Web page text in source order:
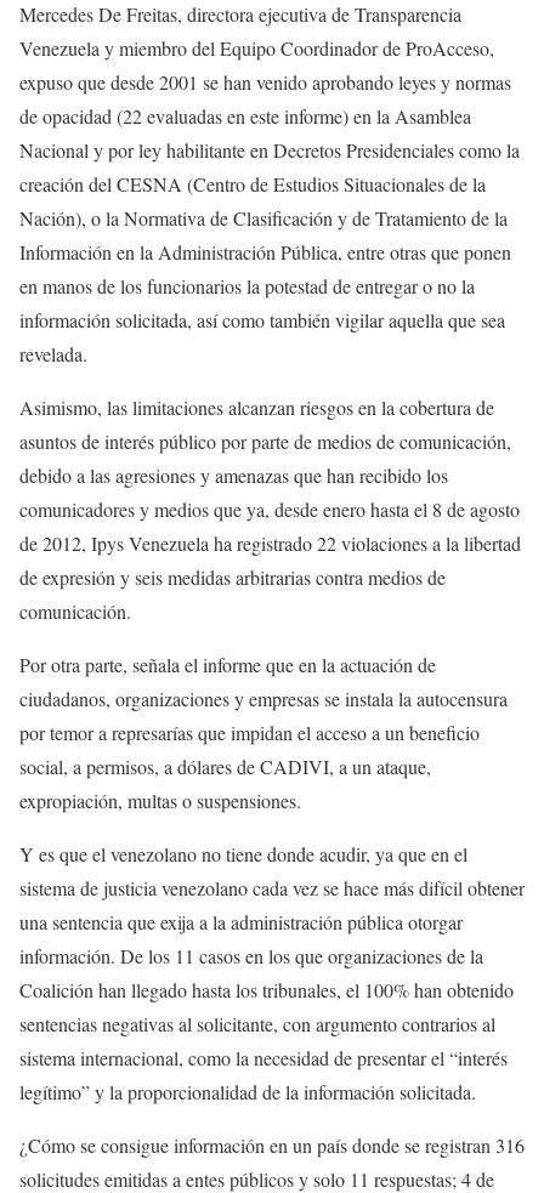
Mercedes De Freitas, directora ejecutiva de Transparencia
Venezuela y miembro del Equipo Coordinador de ProAcceso,
expuso que desde 2001 se han venido aprobando leyes y normas
de opacidad (22 evaluadas en este informe) en la Asamblea
Nacional y por ley habilitante en Decretos Presidenciales como la
creación del CESNA (Centro de Estudios Situacionales de la
Nación), o la Normativa de Clasificación y de Tratamiento de la
Información en la Administración Pública, entre otras que ponen
en manos de los funcionarios la potestad de entregar o no la
información solicitada, así como también vigilar aquella que sea
revelada.
Asimismo, las limitaciones alcanzan riesgos en la cobertura de
asuntos de interés público por parte de medios de comunicación,
debido a las agresiones y amenazas que han recibido los
comunicadores y medios que ya, desde enero hasta el 8 de agosto
de 2012, Ipys Venezuela ha registrado 22 violaciones a la libertad
de expresión y seis medidas arbitrarias contra medios de
comunicación.
Por otra parte, señala el informe que en la actuación de
ciudadanos, organizaciones y empresas se instala la autocensura
por temor a represarías que impidan el acceso a un beneficio
social, a permisos, a dólares de CADIVI, a un ataque,
expropiación, multas o suspensiones.
Y es que el venezolano no tiene donde acudir, ya que en el
sistema de justicia venezolano cada vez se hace más difícil obtener
una sentencia que exija a la administración pública otorgar
información. De los 11 casos en los que organizaciones de la
Coalición han llegado hasta los tribunales, el 100% han obtenido
sentencias negativas al solicitante, con argumento contrarios al
sistema internacional, como la necesidad de presentar el “interés
legítimo” y la proporcionalidad de la información solicitada.
¿Cómo se consigue información en un país donde se registran 316
solicitudes emitidas a entes públicos y solo 11 respuestas; 4 de